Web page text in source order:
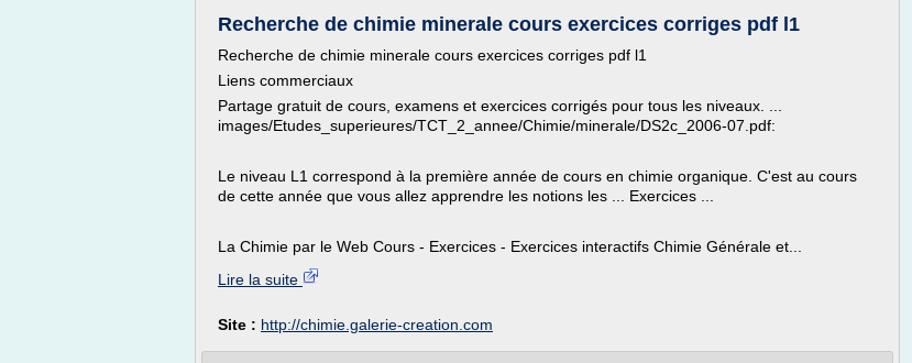
Recherche de chimie minerale cours exercices corriges pdf l1
Recherche de chimie minerale cours exercices corriges pdf l1
Liens commerciaux
Partage gratuit de cours, examens et exercices corrigés pour tous les niveaux. ...
images/Etudes_superieures/TCT_2_annee/Chimie/minerale/DS2c_2006-07.pdf:
Le niveau L1 correspond à la première année de cours en chimie organique. C'est au cours
de cette année que vous allez apprendre les notions les ... Exercices ...
La Chimie par le Web Cours - Exercices - Exercices interactifs Chimie Générale et...
Lire la suite
Site : http://chimie.galerie-creation.com